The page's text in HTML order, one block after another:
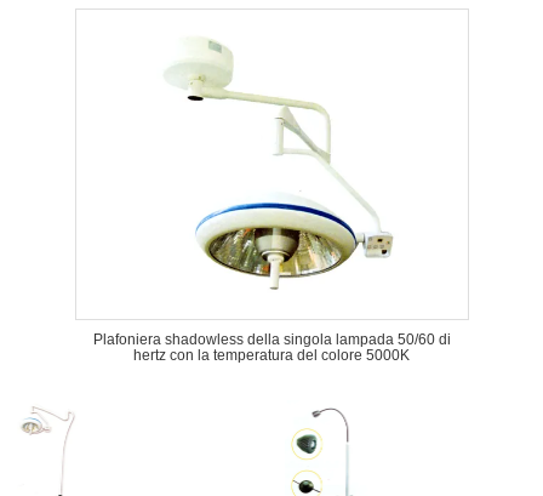
Plafoniera shadowless della singola lampada 50/60 di
hertz con la temperatura del colore 5000K